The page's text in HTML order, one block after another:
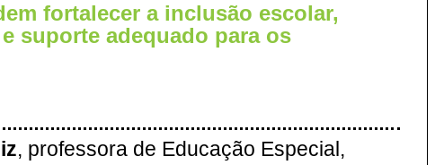
fortalecer a inclusão escolar,
suporte adequado para os
, professora de Educação Especial,